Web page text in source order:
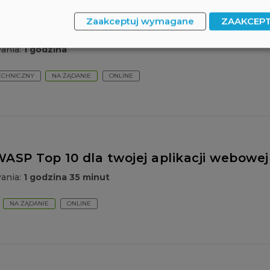
na fałszowanie tożsamości
1 godzina
NA ŻĄDANIE ONLINE
Top 10 dla twojej aplikacji webowej
1 godzina 35 minut
NA ŻĄDANIE ONLINE
Zaakceptuj wymagane